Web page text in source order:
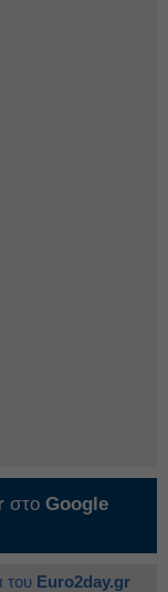
στο Google
του Euro2day.gr